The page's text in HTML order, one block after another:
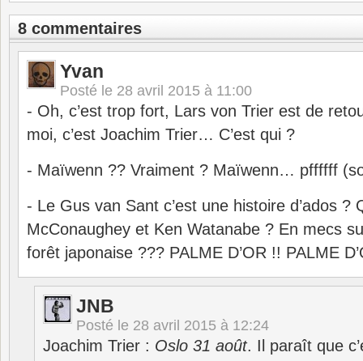
8 commentaires
Yvan
Posté le 28 avril 2015 à 11:00
- Oh, c’est trop fort, Lars von Trier est de
moi, c’est Joachim Trier… C’est qui ?
- Maïwenn ?? Vraiment ? Maïwenn… pffffff
- Le Gus van Sant c’est une histoire d’ados ?
McConaughey et Ken Watanabe ? En mecs
forêt japonaise ??? PALME D’OR !! PALME
JNB
Posté le 28 avril 2015 à 12:24
Joachim Trier : Oslo 31 août. Il paraît que